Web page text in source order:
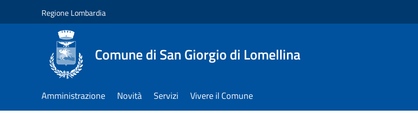
Regione Lombardia
Comune di San Giorgio di Lomellina
Amministrazione Novità Servizi Vivere il Comune